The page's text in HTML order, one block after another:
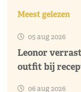
Meest gelezen
05 aug 2026
Leonor
outfit bij
06 aug 2026